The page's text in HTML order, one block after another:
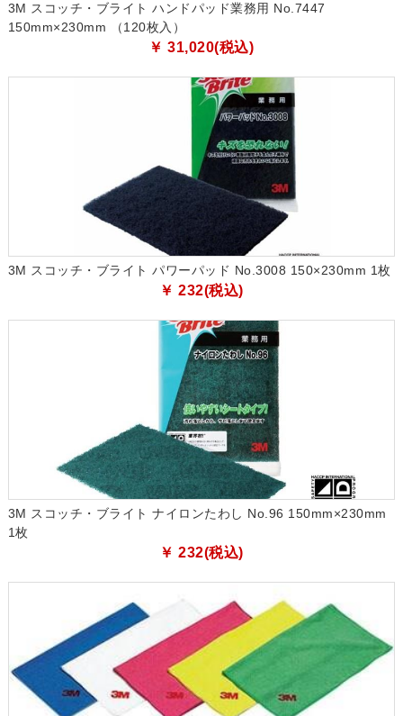
3M スコッチ・ブライト ハンドパッド業務用 No.7447
150mm×230mm （120枚入）
￥ 31,020(税込)
3M スコッチ・ブライト パワーパッド No.3008 150×230mm 1枚
￥ 232(税込)
3M スコッチ・ブライト ナイロンたわし No.96 150mm×230mm
1枚
￥ 232(税込)